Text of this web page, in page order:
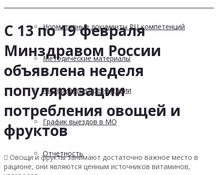
Нормативные документы РЦ компетенций
Методические материалы
Материалы и презентации
График выездов в МО
Отчетность
C 13 по 19 февраля
Минздравом России
объявлена неделя
популяризации
потребления овощей и
фруктов
 Овощи и фрукты занимают достаточно важное место в
рационе, они являются ценным источников витаминов,